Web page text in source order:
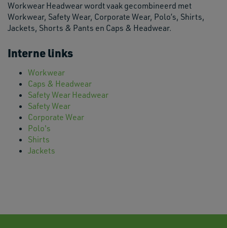
Workwear Headwear wordt vaak gecombineerd met
Workwear, Safety Wear, Corporate Wear, Polo’s, Shirts,
Jackets, Shorts & Pants en Caps & Headwear.
Interne links
Workwear
Caps & Headwear
Safety Wear Headwear
Safety Wear
Corporate Wear
Polo's
Shirts
Jackets